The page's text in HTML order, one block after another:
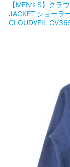
【MEN’s S】クラ
JACKET ショーラ
CLOUDVEIL